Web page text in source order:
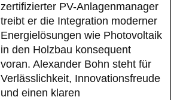
zertifizierter PV-Anlagenmanager
treibt er die Integration moderner
Energielösungen wie Photovoltaik
in den Holzbau konsequent
voran. Alexander Bohn steht für
Verlässlichkeit, Innovationsfreude
und einen klaren